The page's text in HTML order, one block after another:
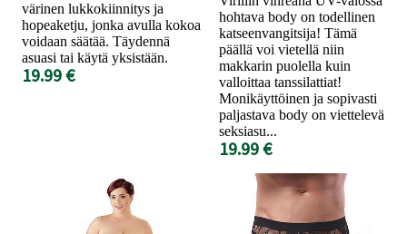
värinen lukkokiinnitys ja
hopeaketju, jonka avulla kokoa
voidaan säätää. Täydennä
asuasi tai käytä yksistään.
19.99 €
hohtava body on todellinen
katseenvangitsija! Tämä
päällä voi vietellä niin
makkarin puolella kuin
valloittaa tanssilattiat!
Monikäyttöinen ja sopivasti
paljastava body on viettelevä
seksiasu...
19.99 €